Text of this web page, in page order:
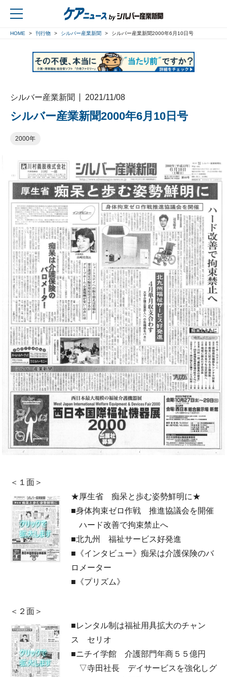
HOME 刊行物 シルバー産業新聞 シルバー産業新聞2000年6月10日号
シルバー産業新聞 2021/11/08
シルバー産業新聞2000年6月10日号
2000年
＜１面＞
★厚生省 痴呆と歩む姿勢鮮明に★
■身体拘束ゼロ作戦 推進協議会を開催
ハード改善で拘束禁止へ
■北九州 福祉サービス好発進
■《インタビュー》痴呆は介護保険のバ
ロメーター
■《プリズム》
＜２面＞
■レンタル制は福祉用具拡大のチャン
ス セリオ
■ニチイ学館 介護部門年商５５億円
▽寺田社長 デイサービスを強化しグ